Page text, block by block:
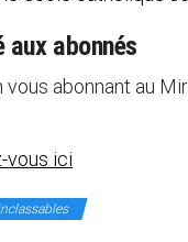
aux abonnés
vous abonnant au
vous ici